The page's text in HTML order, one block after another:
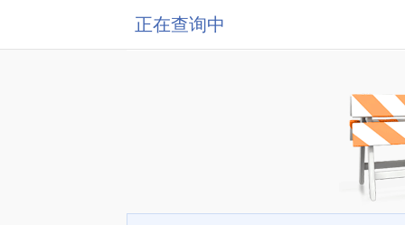
正在查询中